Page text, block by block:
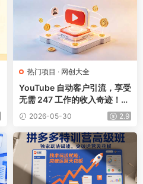
热门项目 · 网创大全
YouTube 自动客户引流，享受
无需 247 工作的收入奇迹！
【原创双语字幕】
2026-05-30 2.9